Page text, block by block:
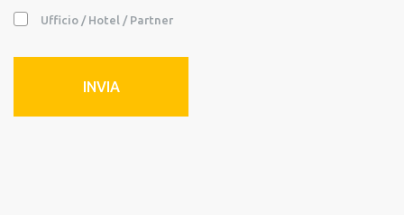
Ufficio / Hotel / Partner
INVIA